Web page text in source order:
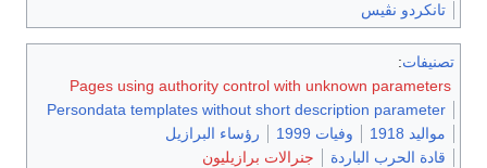
تانكردو نڤيس
تصنيفات:
Pages using authority control with unknown parameters
Persondata templates without short description parameter
مواليد 1918
وفيات 1999
رؤساء البرازيل
قادة الحرب الباردة
جنرالات برازيليون